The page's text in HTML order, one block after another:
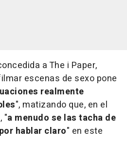
a The i Paper,
escenas de sexo pone
realmente
", matizando que, en el
"a menudo se las tacha de
hablar claro" en este